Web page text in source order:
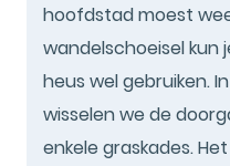
hoofdstad moest
wandelschoeisel kun
heus wel gebruiken.
wisselen we de
enkele graskades.